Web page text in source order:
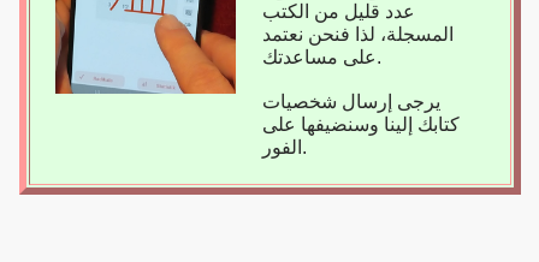
عدد قليل من الكتب
المسجلة، لذا فنحن نعتمد
على مساعدتك.
يرجى إرسال شخصيات
كتابك إلينا وسنضيفها على
الفور.